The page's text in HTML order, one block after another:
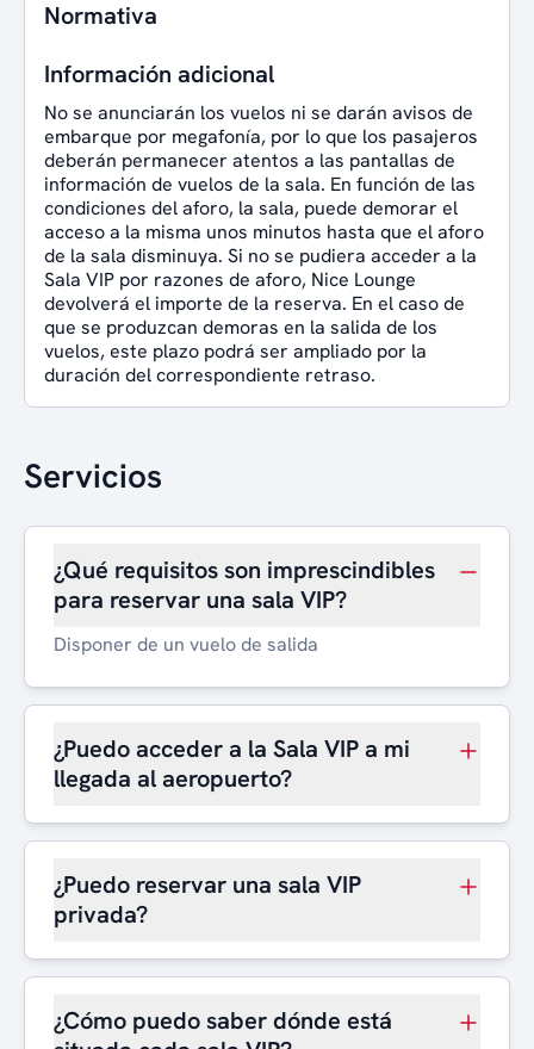
Normativa
Información adicional
No se anunciarán los vuelos ni se darán avisos de
embarque por megafonía, por lo que los pasajeros
deberán permanecer atentos a las pantallas de
información de vuelos de la sala. En función de las
condiciones del aforo, la sala, puede demorar el
acceso a la misma unos minutos hasta que el aforo
de la sala disminuya. Si no se pudiera acceder a la
Sala VIP por razones de aforo, Nice Lounge
devolverá el importe de la reserva. En el caso de
que se produzcan demoras en la salida de los
vuelos, este plazo podrá ser ampliado por la
duración del correspondiente retraso.
Servicios
¿Qué requisitos son imprescindibles
para reservar una sala VIP?
Disponer de un vuelo de salida
¿Puedo acceder a la Sala VIP a mi
llegada al aeropuerto?
¿Puedo reservar una sala VIP
privada?
¿Cómo puedo saber dónde está